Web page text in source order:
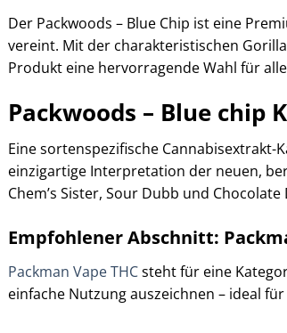
Der Packwoods – Blue Chip ist eine
vereint. Mit der charakteristischen
Produkt eine hervorragende Wahl für
Packwoods – Blue chip
Eine sortenspezifische Cannabisextrakt-
einzigartige Interpretation der neuen,
Chem’s Sister, Sour Dubb und
Empfohlener Abschnitt:
Packman Vape THCsteht für eine
einfache Nutzung auszeichnen – ideal